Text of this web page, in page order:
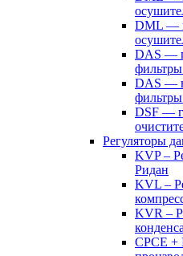
DML —
DAS —
DAS —
DSF —
Регуляторы
KVP –
Ридан
KVL –
KVR –
CPCE +